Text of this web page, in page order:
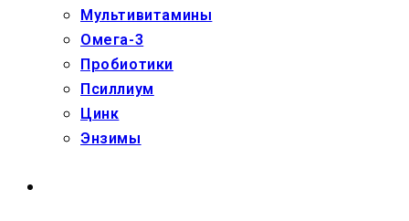
Мультивитамины
Омега-3
Пробиотики
Псиллиум
Цинк
Энзимы